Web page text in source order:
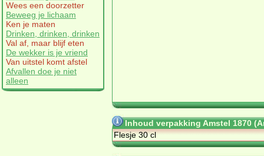
Wees een doorzetter
Beweeg je lichaam
Ken je maten
Drinken, drinken, drinken
Val af, maar blijf eten
De wekker is je vriend
Van uitstel komt afstel
Afvallen doe je niet
alleen
Inhoud verpakking Amstel 1870
Flesje 30 cl